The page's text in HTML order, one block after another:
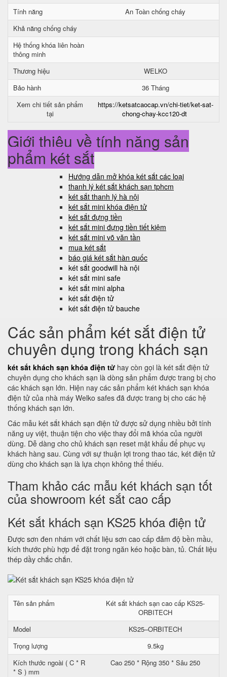
Tính năng
An Toàn chống cháy
Khả năng chống cháy
Hệ thống khóa liên hoàn
thông minh
Thương hiệu
WELKO
Bảo hành
36 Tháng
Xem chi tiết sản phẩm
tại
https://ketsatcaocap.vn/chi-tiet/ket-sat-
chong-chay-kcc120-dt
Giới thiệu về tính năng sản
phẩm két sắt
Hướng dẫn mở khóa két sắt các loại
thanh lý két sắt khách sạn tphcm
két sắt thanh lý hà nội
két sắt mini khóa điện tử
két sắt đựng tiền
két sắt mini đựng tiền tiết kiệm
két sắt mini võ văn tần
mua két sắt
báo giá két sắt hàn quốc
két sắt goodwill hà nội
két sắt mini safe
két sắt mini alpha
két sắt điện tử
két sắt điện tử bauche
Các sản phẩm két sắt điện tử
chuyên dụng trong khách sạn
két sắt khách sạn khóa điện tử hay còn gọi là két sắt điện tử
chuyên dụng cho khách sạn là dòng sản phẩm được trang bị cho
các khách sạn lớn. Hiện nay các sản phẩm két khách sạn khóa
điện tử của nhà máy Welko safes đã được trang bị cho các hệ
thống khách sạn lớn.
Các mẫu két sắt khách sạn điện tử được sử dụng nhiều bởi tính
năng uy việt, thuận tiện cho việc thay đổi mã khóa của người
dùng. Dễ dàng cho chủ khách sạn reset mật khẩu để phục vụ
khách hàng sau. Cùng với sự thuận lợi trong thao tác, két điện tử
dùng cho khách sạn là lựa chọn không thể thiếu.
Tham khảo các mẫu két khách sạn tốt
của showroom két sắt cao cấp
Két sắt khách sạn KS25 khóa điện tử
Được sơn đen nhám với chất liệu sơn cao cấp đảm độ bền mầu,
kích thước phù hợp để đặt trong ngăn kéo hoặc bàn, tủ. Chất liệu
thép dầy chắc chắn.
Tên sản phẩm
Két sắt khách sạn cao cấp KS25-
ORBITECH
Model
KS25–ORBITECH
Trọng lượng
9.5kg
Kích thước ngoài ( C * R
* S ) mm
Cao 250 * Rộng 350 * Sâu 250